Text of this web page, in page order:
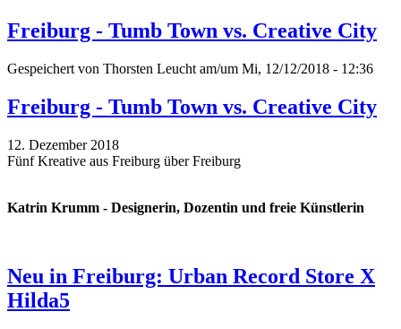
Freiburg - Tumb Town vs. Creative City
Gespeichert von Thorsten Leucht am/um Mi, 12/12/2018 - 12:36
Freiburg - Tumb Town vs. Creative City
12. Dezember 2018
Fünf Kreative aus Freiburg über Freiburg
Katrin Krumm - Designerin, Dozentin und freie Künstlerin
Neu in Freiburg: Urban Record Store X
Hilda5